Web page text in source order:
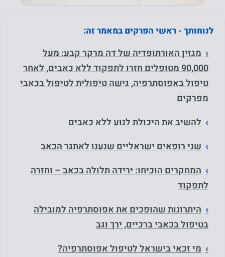
לנוחותך - ראשי הפרקים במאמר זה:
מגזין האורתופדיה של דה מרקר קבע: מעל
90,000 מטופלים חזרו לתפקוד ללא כאבים, לאחר
טיפול באפוסתרפיה, גישה טיפולית לטיפול בכאבי
מפרקים
להשיב את היכולת לנוע ללא כאבים
שני רופאים ישראליים שנענו לאתגר הכאב
המחקרים הוכיחו: ירידה תלולה בכאב – וחזרה
לתפקוד
היתרונות שהופכים את אפוסתרפיה למובילה
בטיפול בכאבי ברכיים, ירך וגב
מי זכאי בישראל לטיפול אפוסתרפיה?